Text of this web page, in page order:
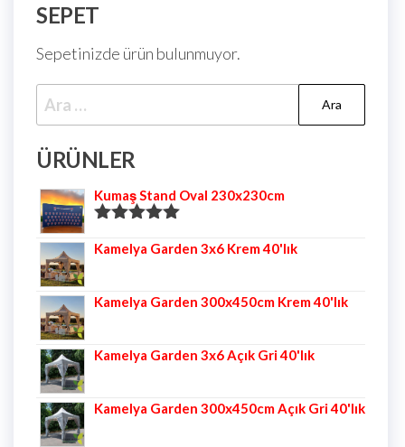
SEPET
Sepetinizde ürün bulunmuyor.
ÜRÜNLER
Kumaş Stand Oval 230x230cm
5.00oy aldı
Kamelya Garden 3x6 Krem 40'lık
Kamelya Garden 300x450cm Krem 40'lık
Kamelya Garden 3x6 Açık Gri 40'lık
Kamelya Garden 300x450cm Açık Gri 40'lık